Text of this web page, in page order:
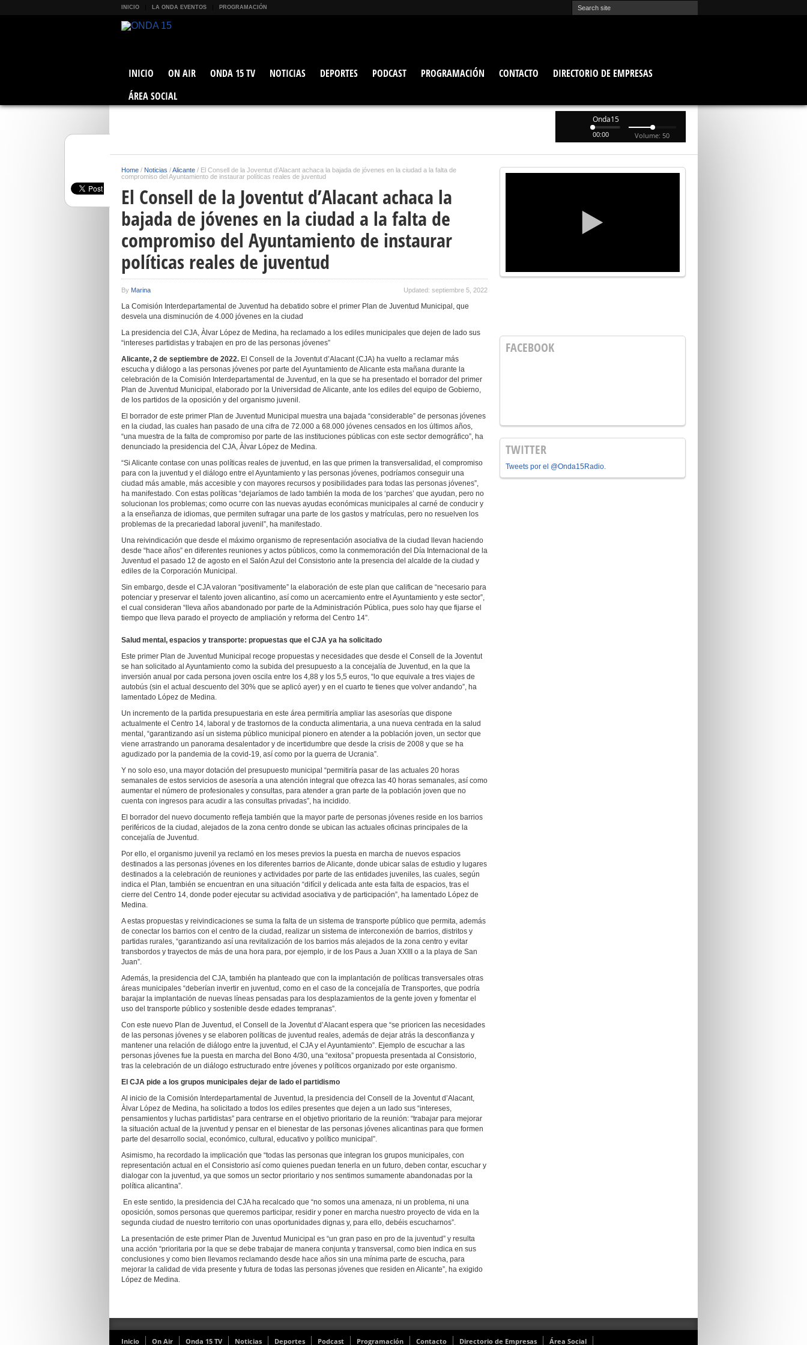
INICIO LA ONDA EVENTOS PROGRAMACIÓN
INICIO ON AIR ONDA 15 TV NOTICIAS DEPORTES PODCAST PROGRAMACIÓN CONTACTO
DIRECTORIO DE EMPRESAS
ÁREA SOCIAL
Onda15
00:00 Volume: 50
Home / Noticias /Alicante / El Consell de la Joventut d’Alacant achaca la bajada de jóvenes en la ciudad a la falta de
compromiso del Ayuntamiento de instaurar políticas reales de juventud
El Consell de la Joventut d’Alacant achaca la
bajada de jóvenes en la ciudad a la falta de
compromiso del Ayuntamiento de instaurar
políticas reales de juventud
By Marina Updated: septiembre 5, 2022
La Comisión Interdepartamental de Juventud ha debatido sobre el primer Plan de Juventud Municipal, que
desvela una disminución de 4.000 jóvenes en la ciudad
La presidencia del CJA, Àlvar López de Medina, ha reclamado a los ediles municipales que dejen de lado sus
“intereses partidistas y trabajen en pro de las personas jóvenes”
Alicante, 2 de septiembre de 2022. El Consell de la Joventut d’Alacant (CJA) ha vuelto a reclamar más
escucha y diálogo a las personas jóvenes por parte del Ayuntamiento de Alicante esta mañana durante la
celebración de la Comisión Interdepartamental de Juventud, en la que se ha presentado el borrador del primer
Plan de Juventud Municipal, elaborado por la Universidad de Alicante, ante los ediles del equipo de Gobierno,
de los partidos de la oposición y del organismo juvenil.
El borrador de este primer Plan de Juventud Municipal muestra una bajada “considerable” de personas jóvenes
en la ciudad, las cuales han pasado de una cifra de 72.000 a 68.000 jóvenes censados en los últimos años,
“una muestra de la falta de compromiso por parte de las instituciones públicas con este sector demográfico”, ha
denunciado la presidencia del CJA, Àlvar López de Medina.
“Si Alicante contase con unas políticas reales de juventud, en las que primen la transversalidad, el compromiso
para con la juventud y el diálogo entre el Ayuntamiento y las personas jóvenes, podríamos conseguir una
ciudad más amable, más accesible y con mayores recursos y posibilidades para todas las personas jóvenes”,
ha manifestado. Con estas políticas “dejaríamos de lado también la moda de los ‘parches’ que ayudan, pero no
solucionan los problemas; como ocurre con las nuevas ayudas económicas municipales al carné de conducir y
a la enseñanza de idiomas, que permiten sufragar una parte de los gastos y matrículas, pero no resuelven los
problemas de la precariedad laboral juvenil”, ha manifestado.
Una reivindicación que desde el máximo organismo de representación asociativa de la ciudad llevan haciendo
desde “hace años” en diferentes reuniones y actos públicos, como la conmemoración del Día Internacional de la
Juventud el pasado 12 de agosto en el Salón Azul del Consistorio ante la presencia del alcalde de la ciudad y
ediles de la Corporación Municipal.
Sin embargo, desde el CJA valoran “positivamente” la elaboración de este plan que califican de “necesario para
potenciar y preservar el talento joven alicantino, así como un acercamiento entre el Ayuntamiento y este sector”,
el cual consideran “lleva años abandonado por parte de la Administración Pública, pues solo hay que fijarse el
tiempo que lleva parado el proyecto de ampliación y reforma del Centro 14”.
Salud mental, espacios y transporte: propuestas que el CJA ya ha solicitado
Este primer Plan de Juventud Municipal recoge propuestas y necesidades que desde el Consell de la Joventut
se han solicitado al Ayuntamiento como la subida del presupuesto a la concejalía de Juventud, en la que la
inversión anual por cada persona joven oscila entre los 4,88 y los 5,5 euros, “lo que equivale a tres viajes de
autobús (sin el actual descuento del 30% que se aplicó ayer) y en el cuarto te tienes que volver andando”, ha
lamentado López de Medina.
Un incremento de la partida presupuestaria en este área permitiría ampliar las asesorías que dispone
actualmente el Centro 14, laboral y de trastornos de la conducta alimentaria, a una nueva centrada en la salud
mental, “garantizando así un sistema público municipal pionero en atender a la población joven, un sector que
viene arrastrando un panorama desalentador y de incertidumbre que desde la crisis de 2008 y que se ha
agudizado por la pandemia de la covid-19, así como por la guerra de Ucrania”.
Y no solo eso, una mayor dotación del presupuesto municipal “permitiría pasar de las actuales 20 horas
semanales de estos servicios de asesoría a una atención integral que ofrezca las 40 horas semanales, así como
aumentar el número de profesionales y consultas, para atender a gran parte de la población joven que no
cuenta con ingresos para acudir a las consultas privadas”, ha incidido.
El borrador del nuevo documento refleja también que la mayor parte de personas jóvenes reside en los barrios
periféricos de la ciudad, alejados de la zona centro donde se ubican las actuales oficinas principales de la
concejalía de Juventud.
Por ello, el organismo juvenil ya reclamó en los meses previos la puesta en marcha de nuevos espacios
destinados a las personas jóvenes en los diferentes barrios de Alicante, donde ubicar salas de estudio y lugares
destinados a la celebración de reuniones y actividades por parte de las entidades juveniles, las cuales, según
indica el Plan, también se encuentran en una situación “difícil y delicada ante esta falta de espacios, tras el
cierre del Centro 14, donde poder ejecutar su actividad asociativa y de participación”, ha lamentado López de
Medina.
A estas propuestas y reivindicaciones se suma la falta de un sistema de transporte público que permita, además
de conectar los barrios con el centro de la ciudad, realizar un sistema de interconexión de barrios, distritos y
partidas rurales, “garantizando así una revitalización de los barrios más alejados de la zona centro y evitar
transbordos y trayectos de más de una hora para, por ejemplo, ir de los Paus a Juan XXIII o a la playa de San
Juan”.
Además, la presidencia del CJA, también ha planteado que con la implantación de políticas transversales otras
áreas municipales “deberían invertir en juventud, como en el caso de la concejalía de Transportes, que podría
barajar la implantación de nuevas líneas pensadas para los desplazamientos de la gente joven y fomentar el
uso del transporte público y sostenible desde edades tempranas”.
Con este nuevo Plan de Juventud, el Consell de la Joventut d’Alacant espera que “se prioricen las necesidades
de las personas jóvenes y se elaboren políticas de juventud reales, además de dejar atrás la desconfianza y
mantener una relación de diálogo entre la juventud, el CJA y el Ayuntamiento”. Ejemplo de escuchar a las
personas jóvenes fue la puesta en marcha del Bono 4/30, una “exitosa” propuesta presentada al Consistorio,
tras la celebración de un diálogo estructurado entre jóvenes y políticos organizado por este organismo.
El CJA pide a los grupos municipales dejar de lado el partidismo
Al inicio de la Comisión Interdepartamental de Juventud, la presidencia del Consell de la Joventut d’Alacant,
Àlvar López de Medina, ha solicitado a todos los ediles presentes que dejen a un lado sus “intereses,
pensamientos y luchas partidistas” para centrarse en el objetivo prioritario de la reunión: “trabajar para mejorar
la situación actual de la juventud y pensar en el bienestar de las personas jóvenes alicantinas para que formen
parte del desarrollo social, económico, cultural, educativo y político municipal”.
Asimismo, ha recordado la implicación que “todas las personas que integran los grupos municipales, con
representación actual en el Consistorio así como quienes puedan tenerla en un futuro, deben contar, escuchar y
dialogar con la juventud, ya que somos un sector prioritario y nos sentimos sumamente abandonadas por la
política alicantina”.
En este sentido, la presidencia del CJA ha recalcado que “no somos una amenaza, ni un problema, ni una
oposición, somos personas que queremos participar, residir y poner en marcha nuestro proyecto de vida en la
segunda ciudad de nuestro territorio con unas oportunidades dignas y, para ello, debéis escucharnos”.
La presentación de este primer Plan de Juventud Municipal es “un gran paso en pro de la juventud” y resulta
una acción “prioritaria por la que se debe trabajar de manera conjunta y transversal, como bien indica en sus
conclusiones y como bien llevamos reclamando desde hace años sin una mínima parte de escucha, para
mejorar la calidad de vida presente y futura de todas las personas jóvenes que residen en Alicante”, ha exigido
López de Medina.
FACEBOOK
TWITTER
Tweets por el @Onda15Radio.
Inicio On Air Onda 15 TV Noticias Deportes Podcast Programación Contacto Directorio de Empresas Área Social